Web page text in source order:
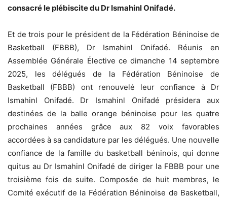
consacré le plébiscite du Dr Ismahinl Onifadé.
Et de trois pour le président de la Fédération Béninoise de
Basketball (FBBB), Dr Ismahinl Onifadé. Réunis en
Assemblée Générale Élective ce dimanche 14 septembre
2025, les délégués de la Fédération Béninoise de
Basketball (FBBB) ont renouvelé leur confiance à Dr
Ismahinl Onifadé. Dr Ismahinl Onifadé présidera aux
destinées de la balle orange béninoise pour les quatre
prochaines années grâce aux 82 voix favorables
accordées à sa candidature par les délégués. Une nouvelle
confiance de la famille du basketball béninois, qui donne
quitus au Dr Ismahinl Onifadé de diriger la FBBB pour une
troisième fois de suite. Composée de huit membres, le
Comité exécutif de la Fédération Béninoise de Basketball,